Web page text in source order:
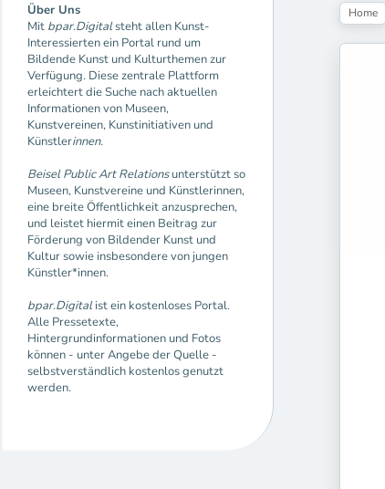
Über Uns
Mit bpar.Digitalsteht allen Kunst-
Interessierten ein Portal rund um
Bildende Kunst und Kulturthemen zur
Verfügung. Diese zentrale Plattform
erleichtert die Suche nach aktuellen
Informationen von Museen,
Kunstvereinen, Kunstinitiativen und
Künstlerinnen.
Beisel Public Art Relationsunterstützt so
Museen, Kunstvereine und Künstlerinnen,
eine breite Öffentlichkeit anzusprechen,
und leistet hiermit einen Beitrag zur
Förderung von Bildender Kunst und
Kultur sowie insbesondere von jungen
Künstler*innen.
bpar.Digitalist ein kostenloses Portal.
Alle Pressetexte,
Hintergrundinformationen und Fotos
können - unter Angebe der Quelle -
selbstverständlich kostenlos genutzt
werden.
Home